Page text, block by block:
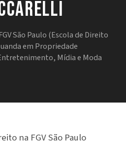
São Paulo (Escola de Direito
em Propriedade
Mídia e Moda
na FGV São Paulo